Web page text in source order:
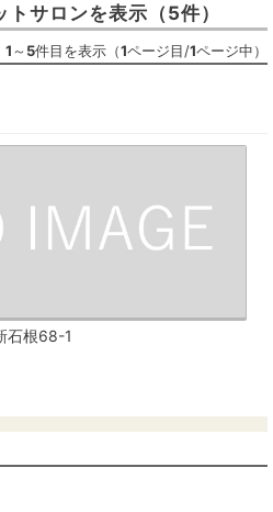
トサロンを表示 （5件）
1～ 5件目を表示（1ページ目/1ページ中）
石根68-1